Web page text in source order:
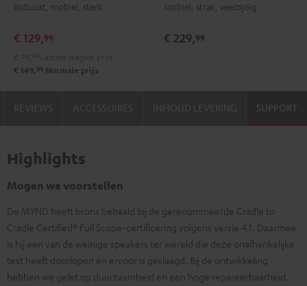
Zwart
Rood
Gray
Black
Night
Robuust, mobiel, sterk
€ 129,99
€ 149, 99 Normale prijs
NightSilverSoft
Mobiel, strak, veelzijdig
€ 229,99
SUPPORT
Highlights
Mogen we voorstellen
De MYND heeft brons behaald bij de gerenommeerde Cradle to
Cradle Certified® Full Scope-certificering volgens versie 4.1. Daarmee
is hij een van de weinige speakers ter wereld die deze onafhankelijke
test heeft doorlopen en ervoor is geslaagd. Bij de ontwikkeling
hebben we gelet op duurzaamheid en een hoge repareerbaarheid.